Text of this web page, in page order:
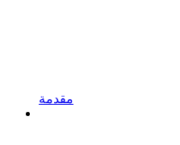
مقدمة